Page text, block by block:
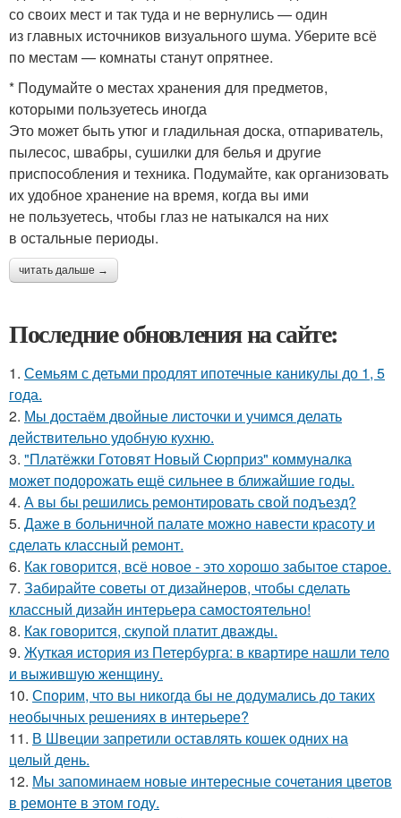
со своих мест и так туда и не вернулись — один
из главных источников визуального шума. Уберите всё
по местам — комнаты станут опрятнее.
* Подумайте о местах хранения для предметов,
которыми пользуетесь иногда
Это может быть утюг и гладильная доска, отпариватель,
пылесос, швабры, сушилки для белья и другие
приспособления и техника. Подумайте, как организовать
их удобное хранение на время, когда вы ими
не пользуетесь, чтобы глаз не натыкался на них
в остальные периоды.
читать дальше →
Последние обновления на сайте:
1. Семьям с детьми продлят ипотечные каникулы до 1, 5
года.
2. Мы достаём двойные листочки и учимся делать
действительно удобную кухню.
3. "Платёжки Готовят Новый Сюрприз" коммуналка
может подорожать ещё сильнее в ближайшие годы.
4. А вы бы решились ремонтировать свой подъезд?
5. Даже в больничной палате можно навести красоту и
сделать классный ремонт.
6. Как говорится, всё новое - это хорошо забытое старое.
7. Забирайте советы от дизайнеров, чтобы сделать
классный дизайн интерьера самостоятельно!
8. Как говорится, скупой платит дважды.
9. Жуткая история из Петербурга: в квартире нашли тело
и выжившую женщину.
10. Спорим, что вы никогда бы не додумались до таких
необычных решениях в интерьере?
11. В Швеции запретили оставлять кошек одних на
целый день.
12. Мы запоминаем новые интересные сочетания цветов
в ремонте в этом году.